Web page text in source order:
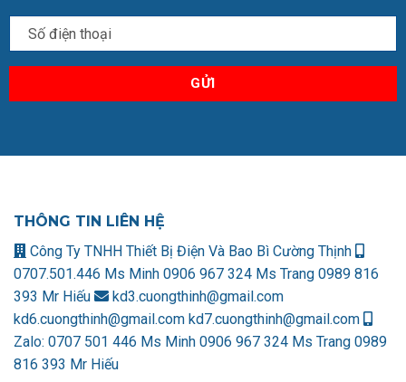
THÔNG TIN LIÊN HỆ
Công Ty TNHH Thiết Bị Điện Và Bao Bì Cường Thịnh
0707.501.446 Ms Minh 0906 967 324 Ms Trang 0989 816
393 Mr Hiếu
kd3.cuongthinh@gmail.com
kd6.cuongthinh@gmail.com kd7.cuongthinh@gmail.com
Zalo: 0707 501 446 Ms Minh 0906 967 324 Ms Trang 0989
816 393 Mr Hiếu